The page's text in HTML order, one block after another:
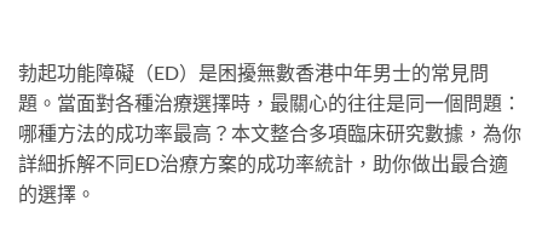
勃起功能障礙（ED）是困擾無數香港中年男士的常見問
題。當面對各種治療選擇時，最關心的往往是同一個問題：
哪種方法的成功率最高？本文整合多項臨床研究數據，為你
詳細拆解不同ED治療方案的成功率統計，助你做出最合適
的選擇。